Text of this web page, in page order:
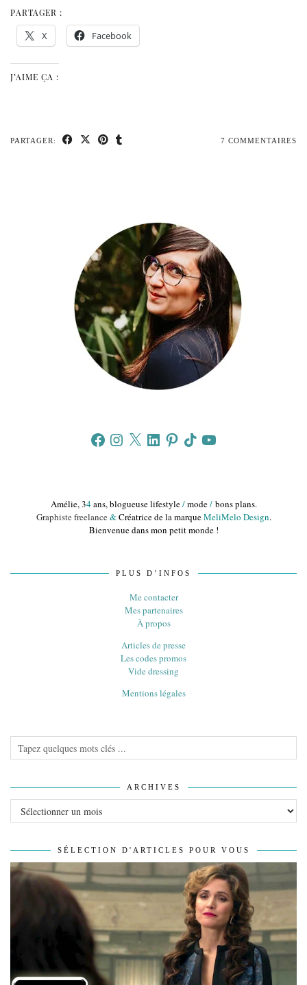
PARTAGER :
X Facebook
J’AIME ÇA :
PARTAGER: 7 COMMENTAIRES
FacebookInstagram
X LinkedInPinterestTikTokYouTube
Amélie, 34ans, blogueuse lifestyle/mode/bons plans.
Graphiste freelance&Créatrice de la marqueMeliMelo Design.
Bienvenue dans mon petit monde !
PLUS D’INFOS
Me contacter
Mes partenaires
À propos
Articles de presse
Les codes promos
Vide dressing
Mentions légales
ARCHIVES
SÉLECTION D'ARTICLES POUR VOUS